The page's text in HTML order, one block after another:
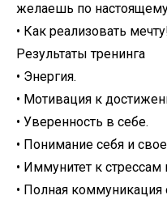
желаешь по
• Как реализовать
Результаты тренинга
• Энергия.
• Мотивация к
• Уверенность в себе.
• Понимание себя и
• Иммунитет к
• Полная